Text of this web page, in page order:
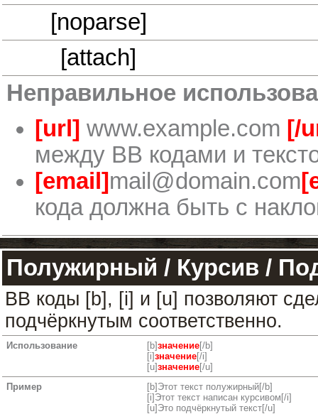
[noparse]
[attach]
Неправильное
[url] www.example.com [/
между BB кодами и
[email] mail@domain.com
кода должна быть с
Полужирный / Курсив /
BB коды [b], [i] и [u] позволяют
подчёркнутым соответственно.
Использование [b]значение[/b]
[i]значение[/i]
[u]значение[/u]
Пример
[b]Этот текст полужирный[/b]
[i]Этот текст написан курсивом[/i]
[u]Это подчёркнутый текст[/u]